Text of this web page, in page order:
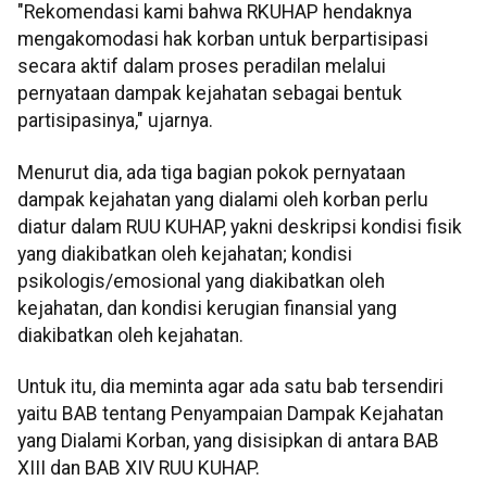
"Rekomendasi kami bahwa RKUHAP hendaknya
mengakomodasi hak korban untuk berpartisipasi
secara aktif dalam proses peradilan melalui
pernyataan dampak kejahatan sebagai bentuk
partisipasinya," ujarnya.
Menurut dia, ada tiga bagian pokok pernyataan
dampak kejahatan yang dialami oleh korban perlu
diatur dalam RUU KUHAP, yakni deskripsi kondisi fisik
yang diakibatkan oleh kejahatan; kondisi
psikologis/emosional yang diakibatkan oleh
kejahatan, dan kondisi kerugian finansial yang
diakibatkan oleh kejahatan.
Untuk itu, dia meminta agar ada satu bab tersendiri
yaitu BAB tentang Penyampaian Dampak Kejahatan
yang Dialami Korban, yang disisipkan di antara BAB
XIII dan BAB XIV RUU KUHAP.